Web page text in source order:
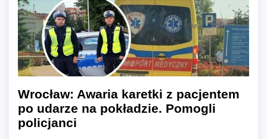
Wrocław: Awaria karetki z pacjentem
po udarze na pokładzie. Pomogli
policjanci